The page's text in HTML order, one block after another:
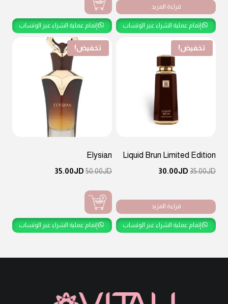
قراءة المزيد
إتمام عملية الشراء عبر الوتساب إتمام عملية الشراء عبر الوتساب
تخفيض!
Liquid Brun Limited Edition
JD
35.00 السعر
JD35.00.
JD
30.00
JD30.00.قراءة المزيد
إتمام عملية الشراء عبر الوتساب
تخفيض!
Elysian
JD
50.00 السعر
JD
35.00
إتمام عملية الشراء عبر الوتساب